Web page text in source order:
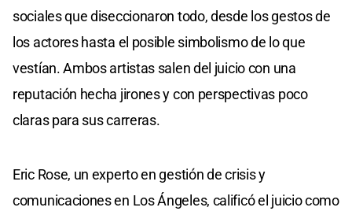
sociales que diseccionaron todo, desde los gestos de
los actores hasta el posible simbolismo de lo que
vestían. Ambos artistas salen del juicio con una
reputación hecha jirones y con perspectivas poco
claras para sus carreras.
Eric Rose, un experto en gestión de crisis y
comunicaciones en Los Ángeles, calificó el juicio como